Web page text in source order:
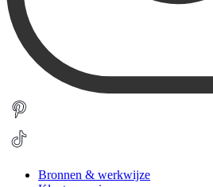
Bronnen & werkwijze